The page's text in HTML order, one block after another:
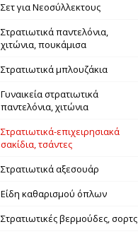
Σετ για Νεοσύλλεκτους
Στρατιωτικά παντελόνια,
χιτώνια, πουκάμισα
Στρατιωτικά μπλουζάκια
Γυναικεία στρατιωτικά
παντελόνια, χιτώνια
Στρατιωτικά-επιχειρησιακά
σακίδια, τσάντες
Στρατιωτικά αξεσουάρ
Είδη καθαρισμού όπλων
Στρατιωτικές βερμούδες, σορτς